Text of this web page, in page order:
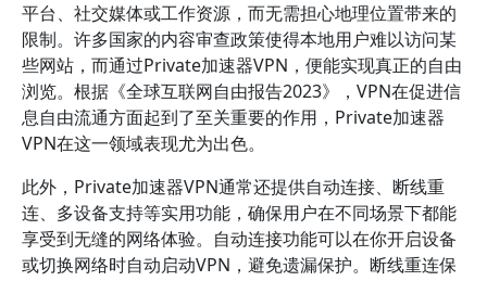
平台、社交媒体或工作资源，而无需担心地理位置带来的
限制。许多国家的内容审查政策使得本地用户难以访问某
些网站，而通过Private加速器VPN，便能实现真正的自由
浏览。根据《全球互联网自由报告2023》，VPN在促进信
息自由流通方面起到了至关重要的作用，Private加速器
VPN在这一领域表现尤为出色。
此外，Private加速器VPN通常还提供自动连接、断线重
连、多设备支持等实用功能，确保用户在不同场景下都能
享受到无缝的网络体验。自动连接功能可以在你开启设备
或切换网络时自动启动VPN，避免遗漏保护。断线重连保